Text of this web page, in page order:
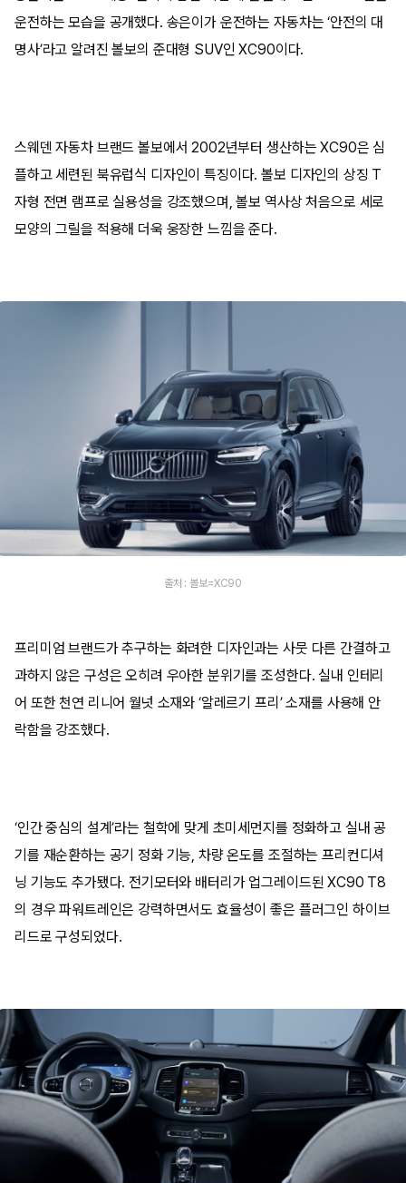
운전하는 모습을 공개했다. 송은이가 운전하는 자동차는 ‘안전의 대
명사’라고 알려진 볼보의 준대형 SUV인 XC90이다.
스웨덴 자동차 브랜드 볼보에서 2002년부터 생산하는 XC90은 심
플하고 세련된 북유럽식 디자인이 특징이다. 볼보 디자인의 상징 T
자형 전면 램프로 실용성을 강조했으며, 볼보 역사상 처음으로 세로
모양의 그릴을 적용해 더욱 웅장한 느낌을 준다.
출처 : 볼보=XC90
프리미엄 브랜드가 추구하는 화려한 디자인과는 사뭇 다른 간결하고
과하지 않은 구성은 오히려 우아한 분위기를 조성한다. 실내 인테리
어 또한 천연 리니어 월넛 소재와 ‘알레르기 프리’ 소재를 사용해 안
락함을 강조했다.
‘인간 중심의 설계’라는 철학에 맞게 초미세먼지를 정화하고 실내 공
기를 재순환하는 공기 정화 기능, 차량 온도를 조절하는 프리컨디셔
닝 기능도 추가됐다. 전기모터와 배터리가 업그레이드된 XC90 T8
의 경우 파워트레인은 강력하면서도 효율성이 좋은 플러그인 하이브
리드로 구성되었다.